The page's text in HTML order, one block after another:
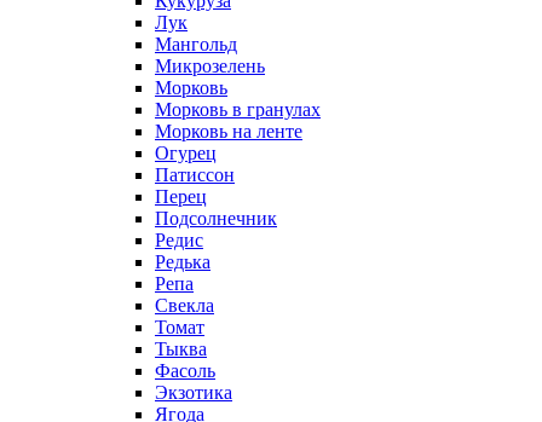
Лук
Мангольд
Микрозелень
Морковь
Морковь в гранулах
Морковь на ленте
Огурец
Патиссон
Перец
Подсолнечник
Редис
Редька
Репа
Свекла
Томат
Тыква
Фасоль
Экзотика
Ягода